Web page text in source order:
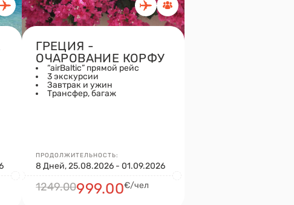
ГРЕЦИЯ -
ОЧАРОВАНИЕ КОРФУ
“airBaltic” прямой рейс
3 экскурсии
Завтрак и ужин
Tрансфер, багаж
ПРОДОЛЖИТЕЛЬНОСТЬ:
8 Дней, 25.08.2026 - 01.09.2026
1249.00999.00€/чел